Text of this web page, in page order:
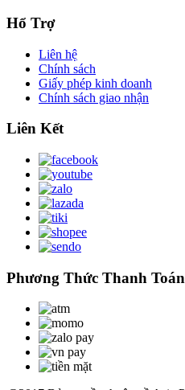
Hổ Trợ
Liên hệ
Chính sách
Giấy phép kinh doanh
Chính sách giao nhận
Liên Kết
Phương Thức Thanh Toán